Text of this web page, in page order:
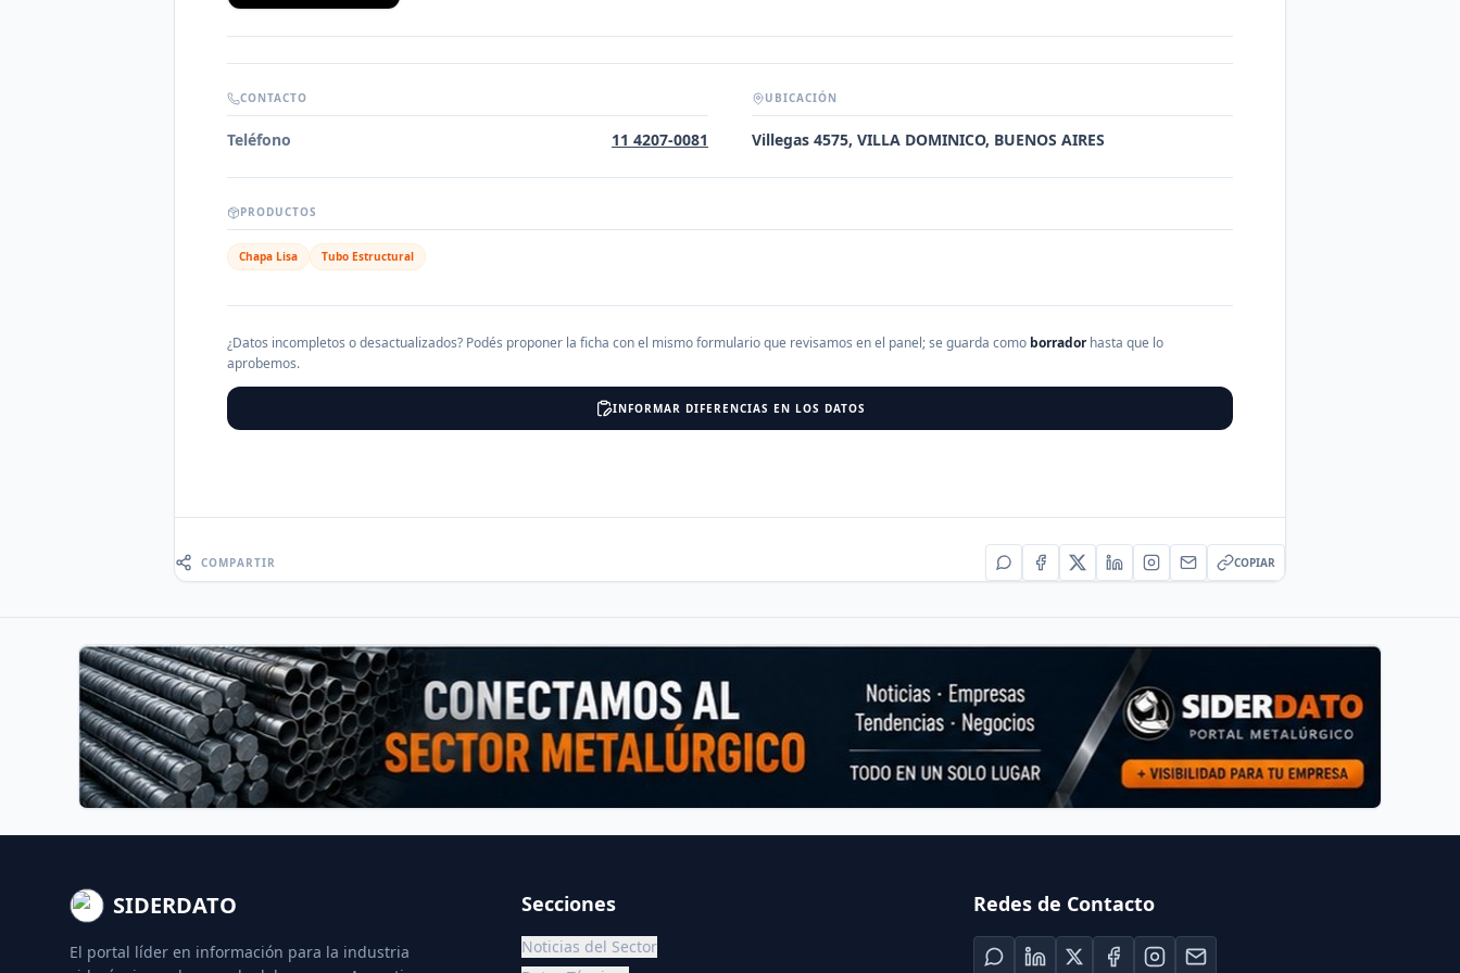
CONTACTO
Teléfono 11 4207-0081
UBICACIÓN
Villegas 4575, VILLA DOMINICO, BUENOS AIRES
PRODUCTOS
Chapa Lisa Tubo Estructural
¿Datos incompletos o desactualizados? Podés proponer la ficha con el mismo formulario que revisamos en el panel; se guarda como borradorhasta que lo
aprobemos.
INFORMAR DIFERENCIAS EN LOS DATOS
COMPARTIR COPIAR
SIDERDATO
El portal líder en información para la industria
Secciones
Noticias del Sector
Redes de Contacto